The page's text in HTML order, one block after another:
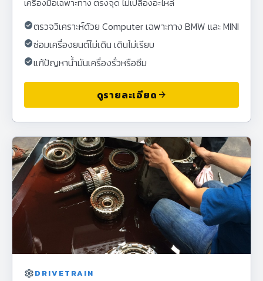
เครื่องมือเฉพาะทาง ตรงจุด ไม่เปลืองอะไหล่
check_circleตรวจวิเคราะห์ด้วย Computer เฉพาะทาง BMW และ MINI
check_circleซ่อมเครื่องยนต์ไม่เดิน เดินไม่เรียบ
check_circleแก้ปัญหาน้ำมันเครื่องรั่วหรือซึม
ดูรายละเอียด arrow_forward
settingsDRIVETRAIN